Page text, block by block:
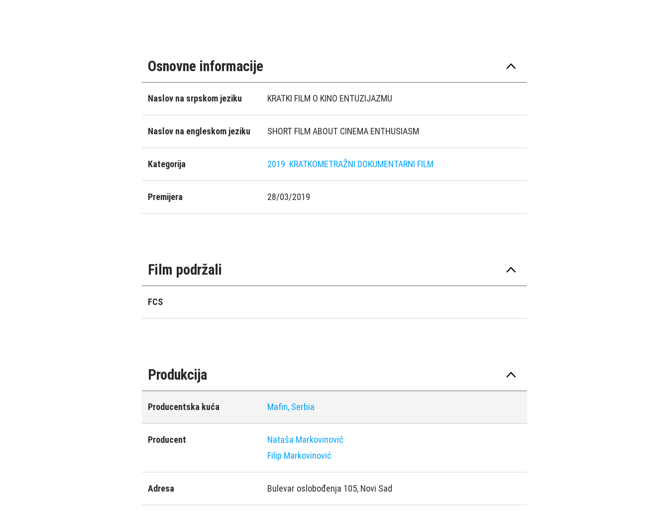
Osnovne informacije
Naslov na srpskom jeziku KRATKI FILM O KINO ENTUZIJAZMU
Naslov na engleskom jeziku SHORT FILM ABOUT CINEMA ENTHUSIASM
Kategorija 2019 KRATKOMETRAŽNI DOKUMENTARNI FILM
Premijera 28/03/2019
Film podržali
FCS
Produkcija
Producentska kuća Mafin, Serbia
Producent
Nataša Markovinović
Filip Markovinović
Adresa Bulevar oslobođenja 105, Novi Sad